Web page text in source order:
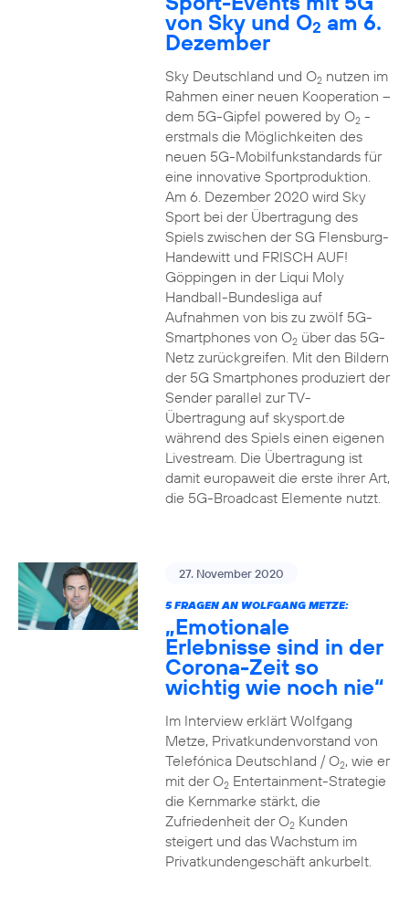
von Sky und O2 am 6.
Dezember
Sky Deutschland und O2nutzen im
Rahmen einer neuen Kooperation –
dem 5G-Gipfel powered by O2-
erstmals die Möglichkeiten des
neuen 5G-Mobilfunkstandards für
eine innovative Sportproduktion.
Am 6. Dezember 2020 wird Sky
Sport bei der Übertragung des
Spiels zwischen der SG Flensburg-
Handewitt und FRISCH AUF!
Göppingen in der Liqui Moly
Handball-Bundesliga auf
Aufnahmen von bis zu zwölf 5G-
Smartphones von O2über das 5G-
Netz zurückgreifen. Mit den Bildern
der 5G Smartphones produziert der
Sender parallel zur TV-
Übertragung auf skysport.de
während des Spiels einen eigenen
Livestream. Die Übertragung ist
damit europaweit die erste ihrer Art,
die 5G-Broadcast Elemente nutzt.
27. November 2020
5 FRAGEN AN WOLFGANG METZE:
„Emotionale
Erlebnisse sind in der
Corona-Zeit so
wichtig wie noch nie“
Im Interview erklärt Wolfgang
Metze, Privatkundenvorstand von
Telefónica Deutschland / O2, wie er
mit der O2Entertainment-Strategie
die Kernmarke stärkt, die
Zufriedenheit der O2Kunden
steigert und das Wachstum im
Privatkundengeschäft ankurbelt.